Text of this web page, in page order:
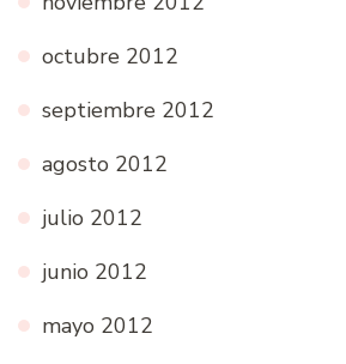
octubre 2012
septiembre 2012
agosto 2012
julio 2012
junio 2012
mayo 2012